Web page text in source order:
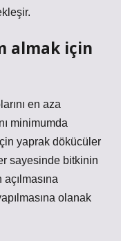
almak için
en aza
minimumda
yaprak dökücüler
sayesinde bitkinin
olanak